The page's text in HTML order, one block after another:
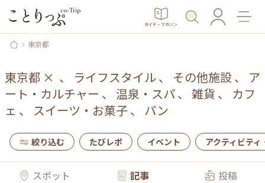
ガイド・マガジン
東京都
東京都 × 、 ライフスタイル、 その他施設、 ア
ート・カルチャー 、 温泉・スパ、 雑貨 、 カフ
ェ 、 スイーツ・お菓子、 パン
絞り込む たびレポ イベント アクティビティ
スポット 記事 投稿